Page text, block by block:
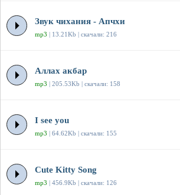
Звук чихания - Апчхи
mp3 | 13.21Kb | скачали: 216
Аллах акбар
mp3 | 205.53Kb | скачали: 158
I see you
mp3 | 64.62Kb | скачали: 155
Cute Kitty Song
mp3 | 456.9Kb | скачали: 126